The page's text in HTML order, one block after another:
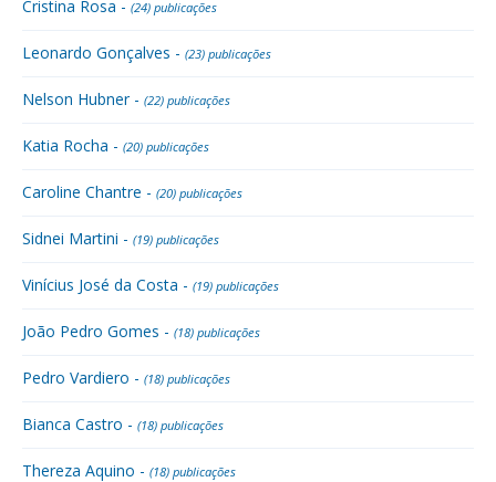
Cristina Rosa - (24) publicações
Leonardo Gonçalves - (23) publicações
Nelson Hubner - (22) publicações
Katia Rocha - (20) publicações
Caroline Chantre - (20) publicações
Sidnei Martini - (19) publicações
Vinícius José da Costa - (19) publicações
João Pedro Gomes - (18) publicações
Pedro Vardiero - (18) publicações
Bianca Castro - (18) publicações
Thereza Aquino - (18) publicações